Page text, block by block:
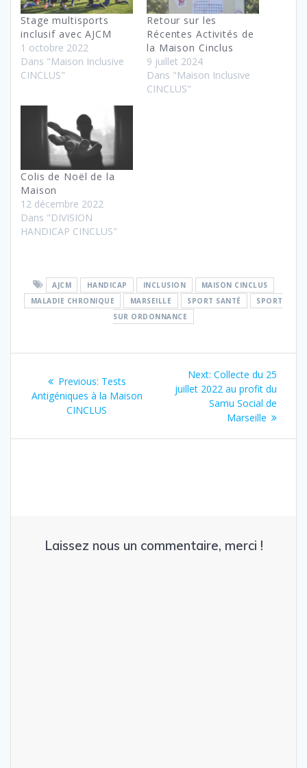
Stage multisports
inclusif avec AJCM
1 octobre 2022
Dans "Maison Inclusive
CINCLUS"
Retour sur les
Récentes Activités de
la Maison Cinclus
9 juillet 2024
Dans "Maison Inclusive
CINCLUS"
Colis de Noël de la
Maison
12 décembre 2022
Dans "DIVISION
HANDICAP CINCLUS"
AJCM HANDICAP INCLUSION
MAISON CINCLUS
MALADIE CHRONIQUE
MARSEILLE SPORT SANTÉ
SPORT
SUR ORDONNANCE
de
Previous: Previous
post:
Tests
Antigéniques à la Maison
CINCLUS
Next: Next
post:
Collecte du 25
juillet 2022 au profit du
Samu Social de
Marseille
Laissez nous un commentaire, merci !